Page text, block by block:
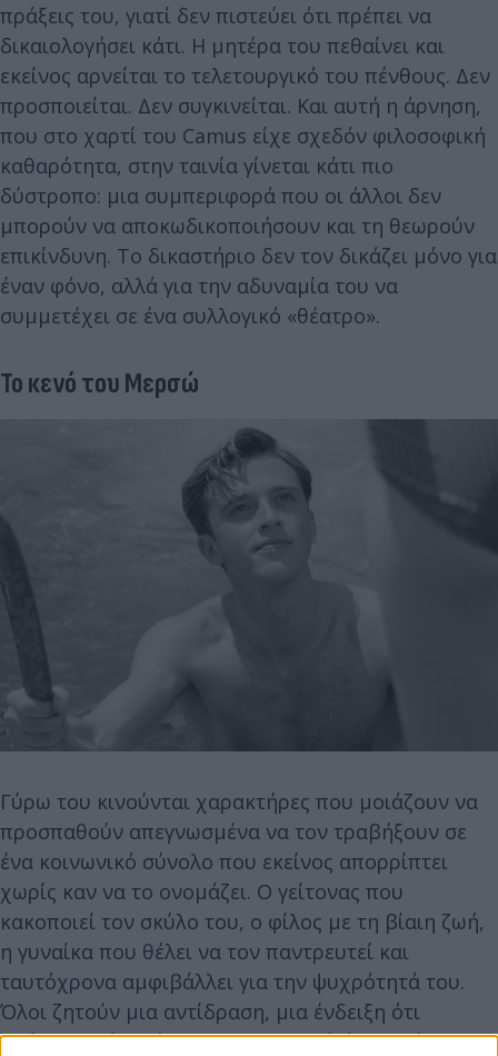
πράξεις του, γιατί δεν πιστεύει ότι πρέπει να
δικαιολογήσει κάτι. Η μητέρα του πεθαίνει και
εκείνος αρνείται το τελετουργικό του πένθους. Δεν
προσποιείται. Δεν συγκινείται. Και αυτή η άρνηση,
που στο χαρτί του Camus είχε σχεδόν φιλοσοφική
καθαρότητα, στην ταινία γίνεται κάτι πιο
δύστροπο: μια συμπεριφορά που οι άλλοι δεν
μπορούν να αποκωδικοποιήσουν και τη θεωρούν
επικίνδυνη. Το δικαστήριο δεν τον δικάζει μόνο για
έναν φόνο, αλλά για την αδυναμία του να
συμμετέχει σε ένα συλλογικό «θέατρο».
Το κενό του Μερσώ
Γύρω του κινούνται χαρακτήρες που μοιάζουν να
προσπαθούν απεγνωσμένα να τον τραβήξουν σε
ένα κοινωνικό σύνολο που εκείνος απορρίπτει
χωρίς καν να το ονομάζει. Ο γείτονας που
κακοποιεί τον σκύλο του, ο φίλος με τη βίαιη ζωή,
η γυναίκα που θέλει να τον παντρευτεί και
ταυτόχρονα αμφιβάλλει για την ψυχρότητά του.
Όλοι ζητούν μια αντίδραση, μια ένδειξη ότι
υπάρχει «κάτι μέσα του». Ο Μερσώ όμως μένει